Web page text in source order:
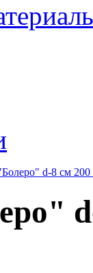
d-8 см 200